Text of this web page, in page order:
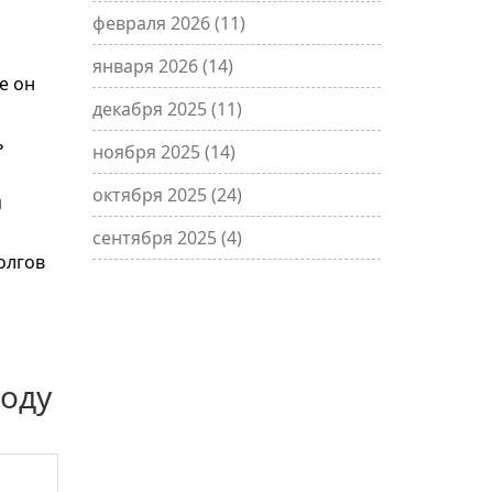
он
февраля 2026(11)
января 2026(14)
декабря 2025(11)
ноября 2025(14)
октября 2025(24)
сентября 2025(4)